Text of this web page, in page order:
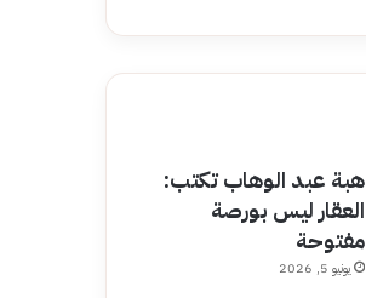
هبة عبد الوهاب تكتب:
العقار ليس بورصة
مفتوحة
يونيو 5, 2026